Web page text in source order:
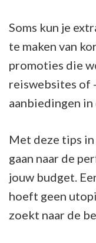
Soms kun je
te maken van
promoties die
reiswebsites of
aanbiedingen
Met deze tips
gaan naar de
jouw budget.
hoeft geen
zoekt naar de